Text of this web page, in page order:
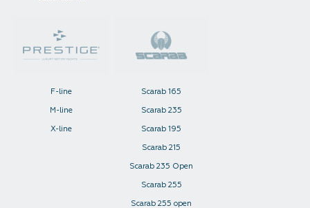
F-line
M-line
X-line
Scarab 165
Scarab 235
Scarab 195
Scarab 215
Scarab 235 Open
Scarab 255
Scarab 255 open